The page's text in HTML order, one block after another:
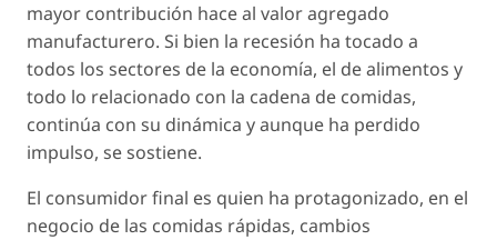
mayor contribución hace al valor agregado
manufacturero. Si bien la recesión ha tocado a
todos los sectores de la economía, el de alimentos y
todo lo relacionado con la cadena de comidas,
continúa con su dinámica y aunque ha perdido
impulso, se sostiene.
El consumidor final es quien ha protagonizado, en el
negocio de las comidas rápidas, cambios